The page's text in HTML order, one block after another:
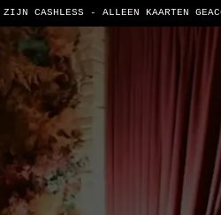
ZIJN CASHLESS - ALLEEN KAARTEN